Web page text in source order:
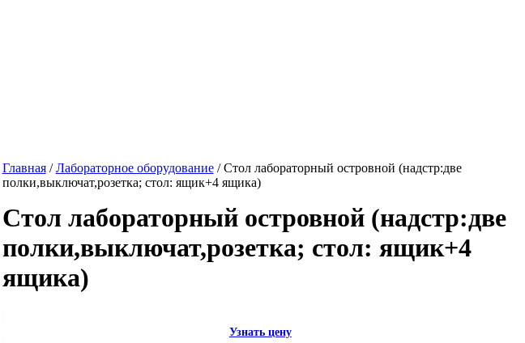
Главная/Лабораторное оборудование/ Стол лабораторный островной (надстр:две
полки,выключат,розетка; стол: ящик+4 ящика)
Стол лабораторный островной (надстр:две
полки,выключат,розетка; стол: ящик+4
ящика)
Узнать цену